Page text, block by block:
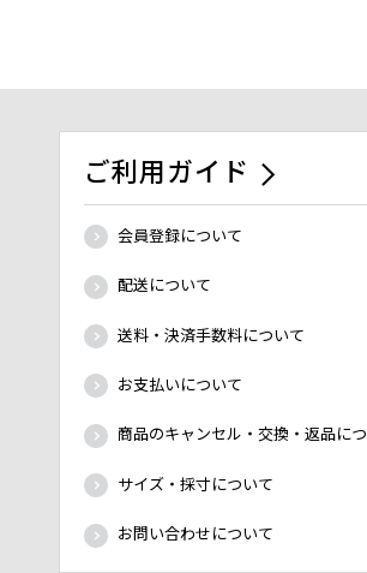
ご利用ガイド
会員登録について
配送について
送料・決済手数料について
お支払いについて
商品のキャンセル・交換・返品に
サイズ・採寸について
お問い合わせについて